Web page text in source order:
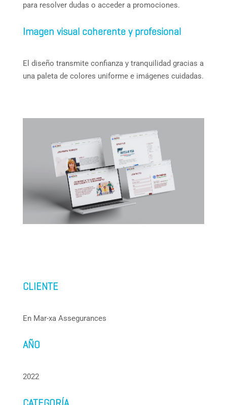
para resolver dudas o acceder a promociones.
Imagen visual coherente y profesional
El diseño transmite confianza y tranquilidad gracias a
una paleta de colores uniforme e imágenes cuidadas.
CLIENTE
En Mar-xa Assegurances
AÑO
2022